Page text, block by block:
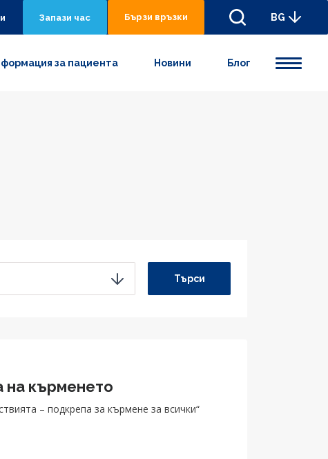
Запази час Бързи връзки BG
за пациента Новини Блог
Търси
на кърменето
– подкрепа за кърмене за всички“